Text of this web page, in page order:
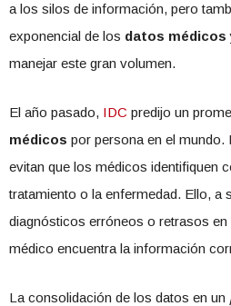
a los silos de información, pero
exponencial de los datos médicos
manejar este gran volumen.
El año pasado, IDC predijo un
médicos por persona en el
evitan que los médicos identifiquen
tratamiento o la enfermedad. Ello, a
diagnósticos erróneos o retrasos en
médico encuentra la información
La consolidación de los datos en un